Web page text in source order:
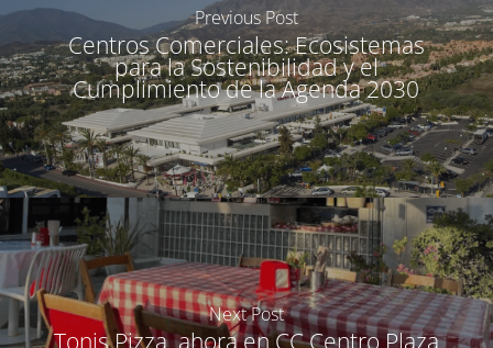
Previous Post
Centros Comerciales: Ecosistemas
para la Sostenibilidad y el
Cumplimiento de la Agenda 2030
Next Post